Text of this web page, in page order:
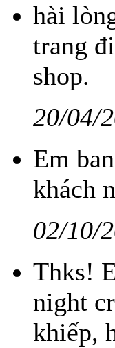
hài
trang
shop.
20/04/
Em
khách
02/10/
Thks!
night
khiếp,